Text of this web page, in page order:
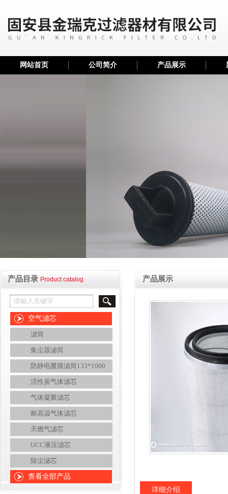
网站首页 公司简介 产品展示
产品目录 Product catalog
空气滤芯
滤筒
集尘器滤筒
防静电覆膜滤筒133*1000
活性炭气体滤芯
气体凝聚滤芯
耐高温气体滤芯
天燃气滤芯
UCC液压滤芯
除尘滤芯
查看全部产品
产品展示
详细介绍